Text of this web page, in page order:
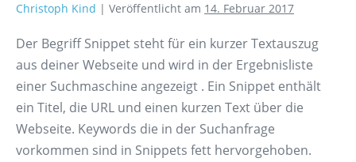
Christoph Kind | Veröffentlicht am 14. Februar 2017
Der Begriff Snippet steht für ein kurzer Textauszug
aus deiner Webseite und wird in der Ergebnisliste
einer Suchmaschine angezeigt . Ein Snippet enthält
ein Titel, die URL und einen kurzen Text über die
Webseite. Keywords die in der Suchanfrage
vorkommen sind in Snippets fett hervorgehoben.